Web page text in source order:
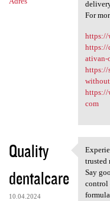
For
https://
https://
ativan-
https://
https://
com
Quality
dentalcare
10.04.2024
trusted
Say
control